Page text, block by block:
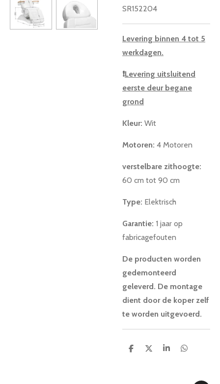
SR152204
Levering binnen 4 tot 5
werkdagen.
❗Levering uitsluitend
eerste deur begane
grond
Kleur: Wit
Motoren: 4 Motoren
verstelbare zithoogte:
60 cm tot 90 cm
Type: Elektrisch
Garantie: 1 jaar op
fabricagefouten
De producten worden
gedemonteerd
geleverd. De montage
dient door de koper zelf
te worden uitgevoerd.
D
D
S
D